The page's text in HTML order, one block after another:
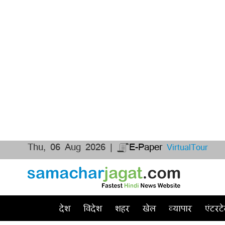
Thu, 06 Aug 2026 | E-Paper VirtualTour
देश विदेश शहर खेल व्यापार